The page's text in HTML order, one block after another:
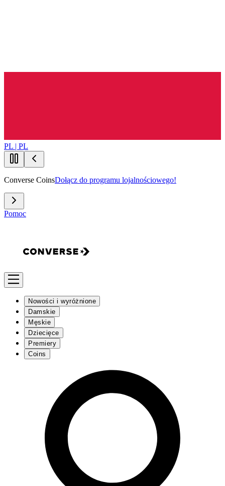
PL | PL
Converse CoinsDołącz do programu lojalnościowego!
Pomoc
Nowości i wyróżnione
Damskie
Męskie
Dziecięce
Premiery
Coins